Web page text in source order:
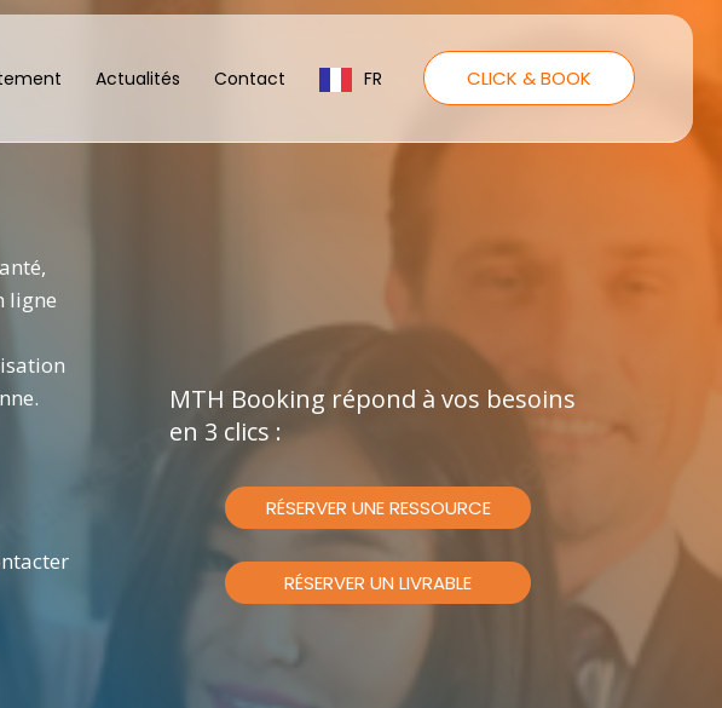
Actualités Contact FR CLICK & BOOK
ligne
MTH Booking répond à vos besoins
en 3 clics :
RÉSERVER UNE RESSOURCE
RÉSERVER UN LIVRABLE